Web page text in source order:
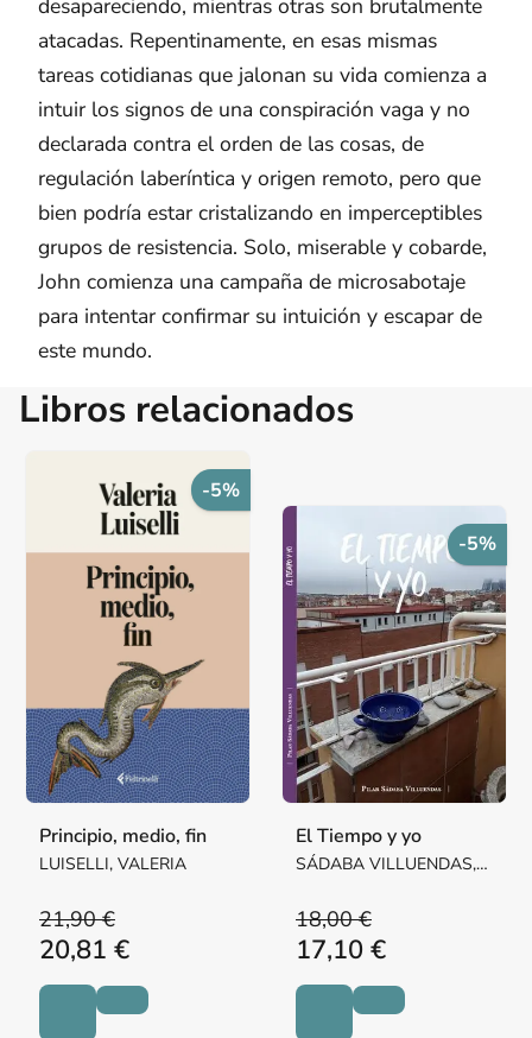
atacadas. Repentinamente, en esas mismas
tareas cotidianas que jalonan su vida comienza a
intuir los signos de una conspiración vaga y no
declarada contra el orden de las cosas, de
regulación laberíntica y origen remoto, pero que
bien podría estar cristalizando en imperceptibles
grupos de resistencia. Solo, miserable y cobarde,
John comienza una campaña de microsabotaje
para intentar confirmar su intuición y escapar de
este mundo.
Libros relacionados
-5%
Principio, medio, fin
LUISELLI, VALERIA
21,90 €
20,81 €
-5%
El Tiempo y yo
SÁDABA VILLUENDAS,
18,00 €
17,10 €